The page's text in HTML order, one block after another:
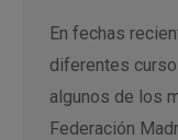
En fechas
diferentes
algunos de los
Federación